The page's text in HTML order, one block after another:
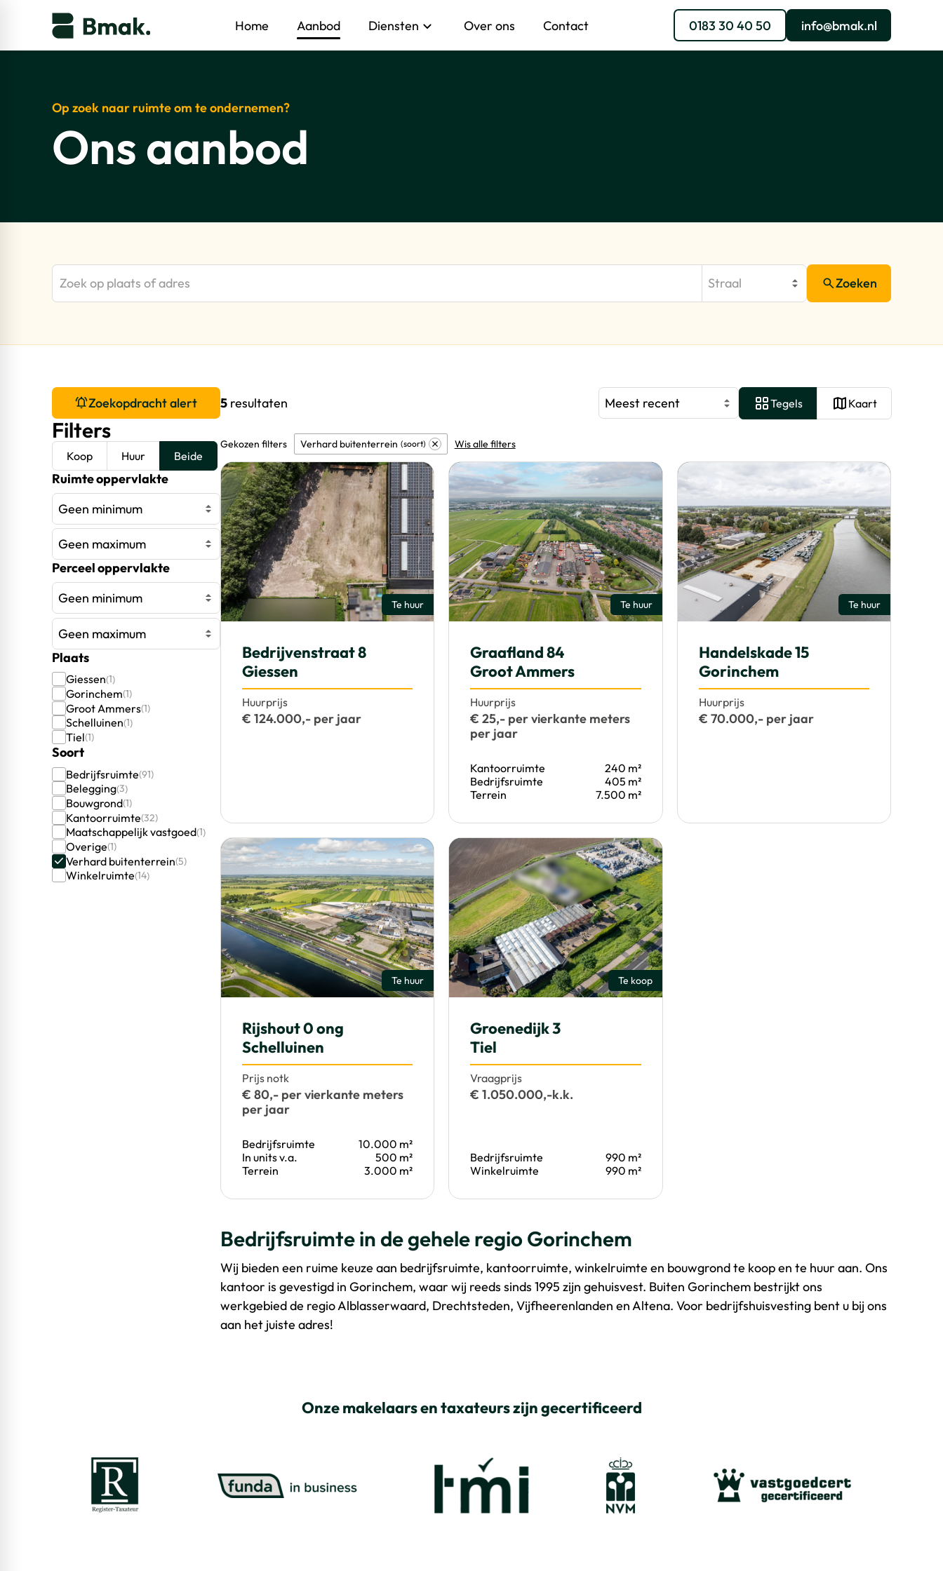
Home Aanbod Diensten Over ons Contact 0183 30 40 50 info@bmak.nl
Op zoek naar ruimte om te ondernemen?
Ons aanbod
Straal Zoeken
Zoekopdracht alert
Filters
Koop Huur Beide
Ruimte oppervlakte
Geen minimum
Geen maximum
Perceel oppervlakte
Geen minimum
Geen maximum
Plaats
Giessen 1
Gorinchem 1
Groot Ammers 1
Schelluinen 1
Tiel 1
Soort
Bedrijfsruimte 91
Belegging 3
Bouwgrond 1
Kantoorruimte 32
Maatschappelijk vastgoed 1
Overige 1
Verhard buitenterrein 5
Winkelruimte 14
5resultaten Meest recent Tegels Kaart
Gekozen filters Verhard buitenterrein soort Wis alle filters
Te huur
Bedrijvenstraat 8
Giessen
Huurprijs
€ 124.000,- per jaar
Te huur
Graafland 84
Groot Ammers
Huurprijs
€ 25,- per vierkante meters
per jaar
Kantoorruimte
240 m²
Bedrijfsruimte
405 m²
Terrein
7.500 m²
Te huur
Handelskade 15
Gorinchem
Huurprijs
€ 70.000,- per jaar
Te huur
Rijshout 0 ong
Schelluinen
Prijs notk
€ 80,- per vierkante meters
per jaar
Bedrijfsruimte
10.000 m²
In units v.a.
500 m²
Terrein
3.000 m²
Te koop
Groenedijk 3
Tiel
Vraagprijs
€ 1.050.000,-k.k.
Bedrijfsruimte
990 m²
Winkelruimte
990 m²
Bedrijfsruimte in de gehele regio Gorinchem
Wij bieden een ruime keuze aan bedrijfsruimte, kantoorruimte, winkelruimte en bouwgrond te koop en te huur aan. Ons
kantoor is gevestigd in Gorinchem, waar wij reeds sinds 1995 zijn gehuisvest. Buiten Gorinchem bestrijkt ons
werkgebied de regio Alblasserwaard, Drechtsteden, Vijfheerenlanden en Altena. Voor bedrijfshuisvesting bent u bij ons
aan het juiste adres!
Onze makelaars en taxateurs zijn gecertificeerd